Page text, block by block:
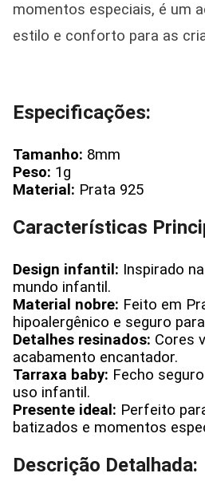
momentos especiais, é um
estilo e conforto para as
Especificações:
Tamanho: 8mm
Peso: 1g
Material: Prata 925
Características
Design infantil: Inspirado
mundo infantil.
Material nobre: Feito em
hipoalergênico e seguro
Detalhes resinados: Cores
acabamento encantador.
Tarraxa baby: Fecho
uso infantil.
Presente ideal: Perfeito
batizados e momentos
Descrição Detalhada: